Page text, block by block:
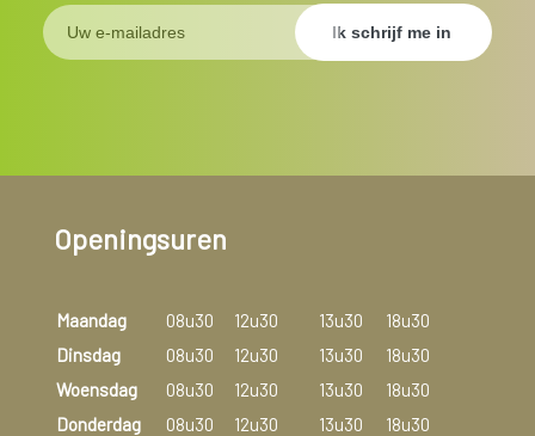
Openingsuren
Maandag 08u30 12u30 13u30
18u30
Dinsdag
08u30 12u30 13u30
18u30
Woensdag
08u30 12u30 13u30
18u30
Donderdag
08u30 12u30 13u30
18u30